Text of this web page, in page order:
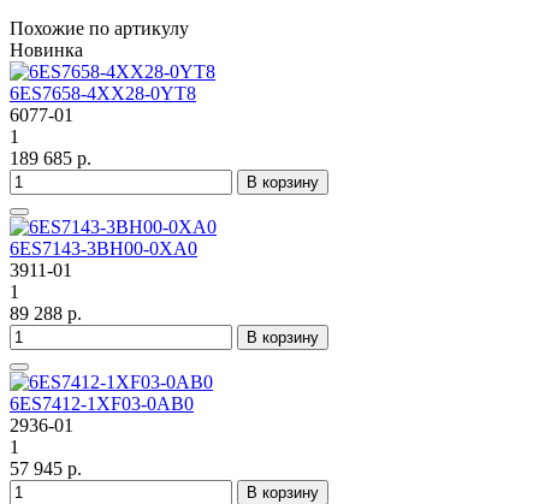
Похожие по артикулу
Новинка
6ES7658-4XX28-0YT8
6077-01
1
189 685 р.
В корзину
6ES7143-3BH00-0XA0
3911-01
1
89 288 р.
В корзину
6ES7412-1XF03-0AB0
2936-01
1
57 945 р.
В корзину